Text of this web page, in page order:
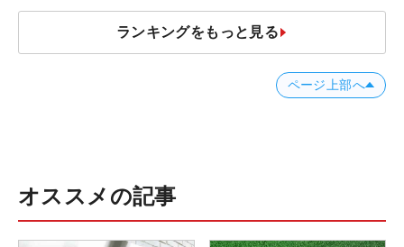
ランキングをもっと見る
ページ上部へ
オススメの記事